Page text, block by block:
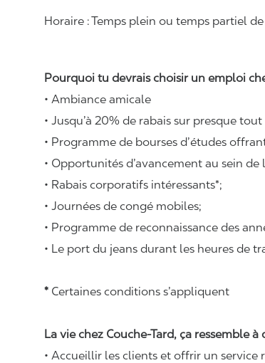
Horaire :Temps plein ou temps partiel
Pourquoi tu devrais choisir un emploi
• Ambiance amicale
• Jusqu’à 20% de rabais sur presque
• Programme de bourses d’études
• Opportunités d’avancement au sein de
• Rabais corporatifs intéressants*;
• Journées de congé mobiles;
• Programme de reconnaissance des
• Le port du jeans durant les heures de
* Certaines conditions s’appliquent
La vie chez Couche-Tard, ça ressemble à
• Accueillir les clients et offrir un service